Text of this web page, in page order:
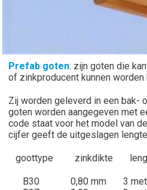
Prefab goten: zijn goten die
of zinkproducent kunnen worden
Zij worden geleverd in een bak-
goten worden aangegeven met
code staat voor het model van
cijfer geeft de uitgeslagen
goottype zinkdikte
B30 0,80 mm 3